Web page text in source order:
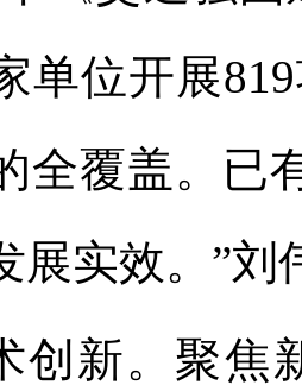
单位开展
全覆盖。已
展实效。”刘
创新。聚焦